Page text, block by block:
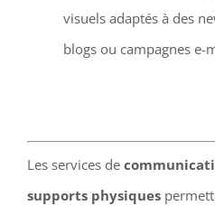
visuels adaptés à des
blogs ou campagnes e-
Les services de
supports physiques